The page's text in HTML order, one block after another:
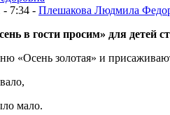
- 7:34 - Плешакова Людмила
в гости просим» для
«Осень золотая» и
мало.